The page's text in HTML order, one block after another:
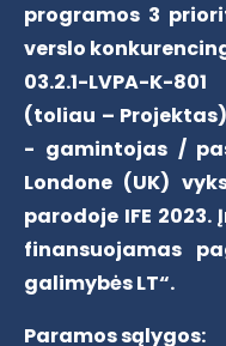
programos 3
verslo
03.2.1-LVPA-K-
(toliau –
- gamintojas /
Londone (UK)
parodoje IFE
finansuojamas
galimybės LT“.
Paramos sąlygos: